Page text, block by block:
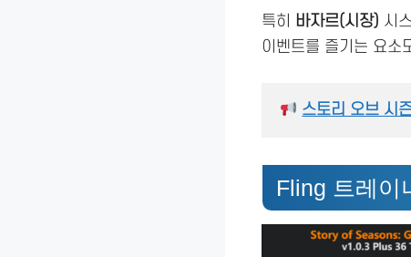
특히 바자르(시장) 시
이벤트를 즐기는 요소
스토리 오브 시
Fling 트레이